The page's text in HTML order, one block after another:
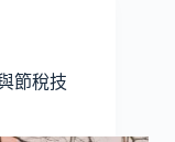
節稅技